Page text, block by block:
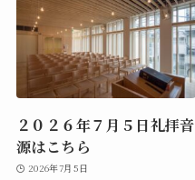
２０２６年７月５日礼拝音
源はこちら
2026年7月5日